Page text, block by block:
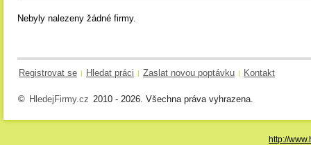
Nebyly nalezeny žádné firmy.
Registrovat se | Hledat práci | Zaslat novou poptávku | Kontakt
© HledejFirmy.cz 2010 - 2026. Všechna práva vyhrazena.
http://